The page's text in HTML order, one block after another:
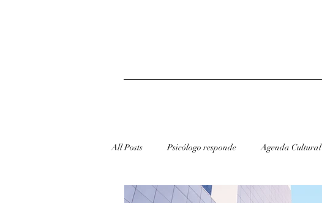
All Posts Psicólogo responde Agenda Cultural
redes sociais Dicas